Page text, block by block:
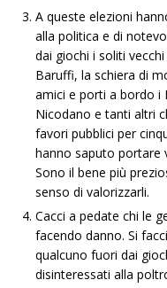
A queste elezioni
alla politica e di
dai giochi i soliti
Baruffi, la schiera di
amici e porti a bordo i
Nicodano e tanti altri
favori pubblici per
hanno saputo portare
Sono il bene più
senso di valorizzarli.
Cacci a pedate chi le
facendo danno. Si
qualcuno fuori dai
disinteressati alla